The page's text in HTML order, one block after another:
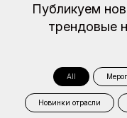
Публикуем
трендовые
All
Новинки отрасли